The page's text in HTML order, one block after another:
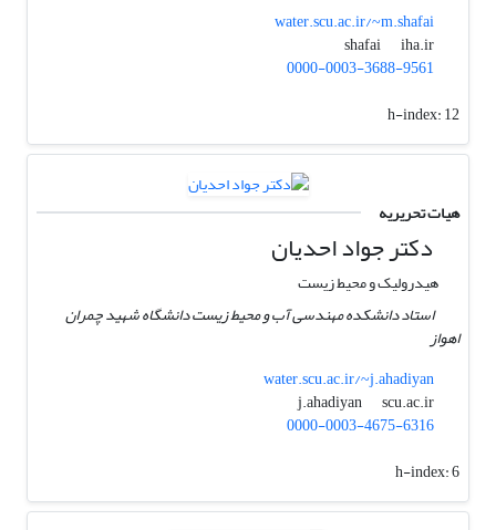
water.scu.ac.ir/~m.shafai
shafai
iha.ir
0000-0003-3688-9561
h-index:12
هیات تحریریه
دکتر جواد احدیان
هیدرولیک و محیط زیست
استاد دانشکده مهندسی آب و محیط زیست دانشگاه شهید چمران
اهواز
water.scu.ac.ir/~j.ahadiyan
j.ahadiyan
scu.ac.ir
0000-0003-4675-6316
h-index:6